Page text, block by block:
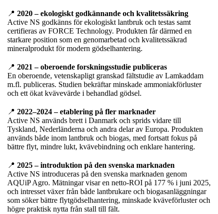
📍 2020 – ekologiskt godkännande och kvalitetssäkring
Active NS godkänns för ekologiskt lantbruk och testas samt
certifieras av FORCE Technology. Produkten får därmed en
starkare position som en genomarbetad och kvalitetssäkrad
mineralprodukt för modern gödselhantering.
📍 2021 – oberoende forskningsstudie publiceras
En oberoende, vetenskapligt granskad fältstudie av Lamkaddam
m.fl. publiceras. Studien bekräftar minskade ammoniakförluster
och ett ökat kvävevärde i behandlad gödsel.
📍 2022–2024 – etablering på fler marknader
Active NS används brett i Danmark och sprids vidare till
Tyskland, Nederländerna och andra delar av Europa. Produkten
används både inom lantbruk och biogas, med fortsatt fokus på
bättre flyt, mindre lukt, kvävebindning och enklare hantering.
📍 2025 – introduktion på den svenska marknaden
Active NS introduceras på den svenska marknaden genom
AQUiP Agro. Mätningar visar en netto-ROI på 177 % i juni 2025,
och intresset växer från både lantbrukare och biogasanläggningar
som söker bättre flytgödselhantering, minskade kväveförluster och
högre praktisk nytta från stall till fält.